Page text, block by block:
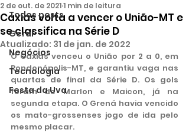
Todos posts
Geral
Negócios
Tecnologia
Festa da Uva
Caxias volta a vencer o União-MT e
se classifica na Série D
2 de out. de 20211 min de leitura
Atualizado: 31 de jan. de 2022
O Caxias venceu o União por 2 a 0, em
Rondonópolis-MT, e garantiu vaga nas
quartas de final da Série D. Os gols
foram de Marlon e Maicon, já na
segunda etapa. O Grená havia vencido
os mato-grossenses jogo de ida pelo
mesmo placar.